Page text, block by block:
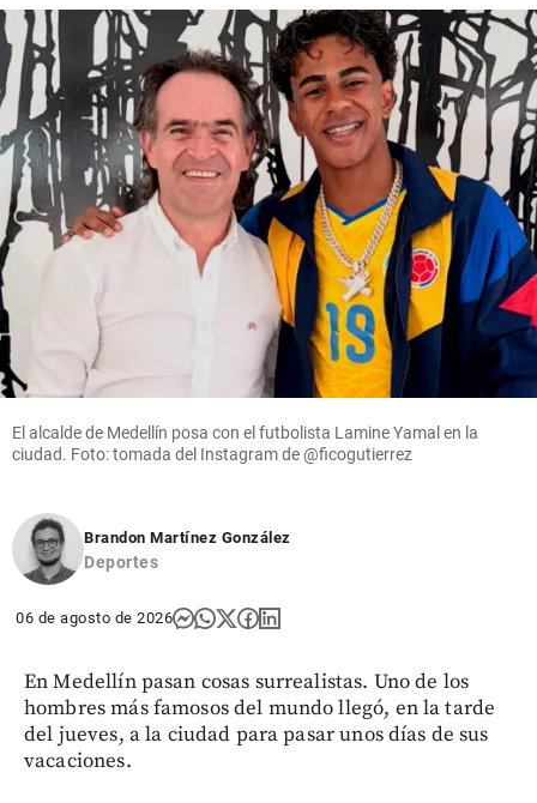
El alcalde de Medellín posa con el futbolista Lamine Yamal en la
ciudad. Foto: tomada del Instagram de @ficogutierrez
Brandon Martínez González
Deportes
06 de agosto de 2026
En Medellín pasan cosas surrealistas. Uno de los
hombres más famosos del mundo llegó, en la tarde
del jueves, a la ciudad para pasar unos días de sus
vacaciones.